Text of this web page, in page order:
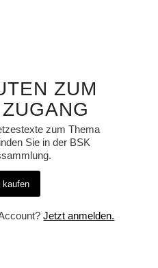
ZUM
zum Thema
Sie in der BSK
kaufen
Jetzt anmelden.